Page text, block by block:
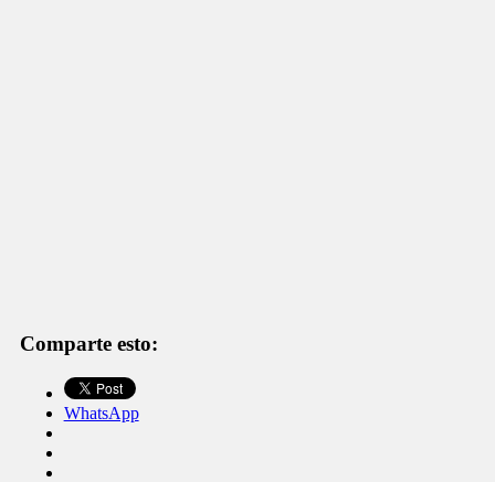
Comparte esto:
WhatsApp